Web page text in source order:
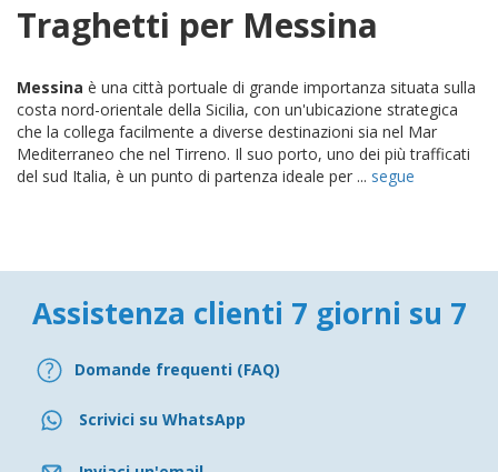
Traghetti per Messina
Messina è una città portuale di grande importanza situata sulla
costa nord-orientale della Sicilia, con un'ubicazione strategica
che la collega facilmente a diverse destinazioni sia nel Mar
Mediterraneo che nel Tirreno. Il suo porto, uno dei più trafficati
del sud Italia, è un punto di partenza ideale per ... segue
Assistenza clienti 7 giorni su 7
Domande frequenti (FAQ)
Scrivici su WhatsApp